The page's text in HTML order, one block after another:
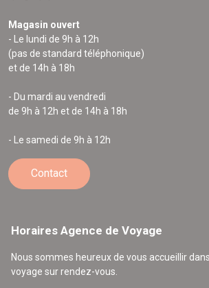
Magasin ouvert
- Le lundi de 9h à 12h
(pas de standard téléphonique)
et de 14h à 18h
- Du mardi au vendredi
de 9h à 12h et de 14h à 18h
- Le samedi de 9h à 12h
Contact
Horaires Agence de Voyage
Nous sommes heureux de vous accueillir
voyage sur rendez-vous.